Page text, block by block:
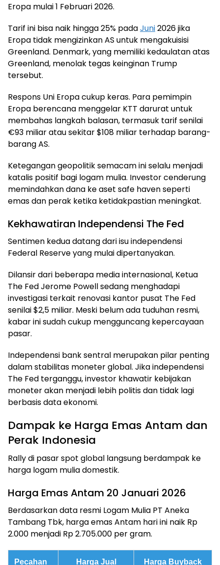
Eropa mulai 1 Februari 2026.
Tarif ini bisa naik hingga 25% padaJuni2026 jika
Eropa tidak mengizinkan AS untuk mengakuisisi
Greenland. Denmark, yang memiliki kedaulatan atas
Greenland, menolak tegas keinginan Trump
tersebut.
Respons Uni Eropa cukup keras. Para pemimpin
Eropa berencana menggelar KTT darurat untuk
membahas langkah balasan, termasuk tarif senilai
€93 miliar atau sekitar $108 miliar terhadap barang-
barang AS.
Ketegangan geopolitik semacam ini selalu menjadi
katalis positif bagi logam mulia. Investor cenderung
memindahkan dana ke aset safe haven seperti
emas dan perak ketika ketidakpastian meningkat.
Kekhawatiran Independensi The Fed
Sentimen kedua datang dari isu independensi
Federal Reserve yang mulai dipertanyakan.
Dilansir dari beberapa media internasional, Ketua
The Fed Jerome Powell sedang menghadapi
investigasi terkait renovasi kantor pusat The Fed
senilai $2,5 miliar. Meski belum ada tuduhan resmi,
kabar ini sudah cukup mengguncang kepercayaan
pasar.
Independensi bank sentral merupakan pilar penting
dalam stabilitas moneter global. Jika independensi
The Fed terganggu, investor khawatir kebijakan
moneter akan menjadi lebih politis dan tidak lagi
berbasis data ekonomi.
Dampak ke Harga Emas Antam dan
Perak Indonesia
Rally di pasar spot global langsung berdampak ke
harga logam mulia domestik.
Harga Emas Antam 20 Januari 2026
Berdasarkan data resmi Logam Mulia PT Aneka
Tambang Tbk, harga emas Antam hari ini naik Rp
2.000 menjadi Rp 2.705.000 per gram.
Pecahan Harga Jual Harga Buyback